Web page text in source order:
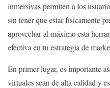
inmersivas permiten a los
sin tener que estar físicamente
aprovechar al máximo esta
efectiva en tu estrategia de
En primer lugar, es importante
virtuales sean de alta calidad y